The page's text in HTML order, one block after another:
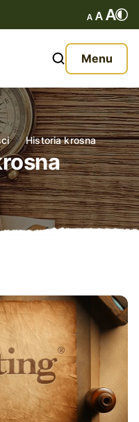
Menu
Historia krosna